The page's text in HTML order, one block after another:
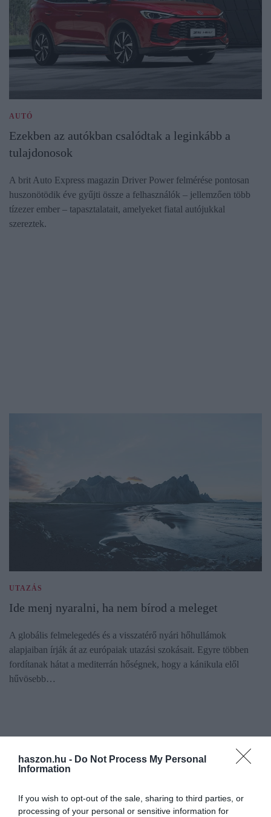
haszon.hu - Do Not Process My Personal
Information
If you wish to opt-out of the sale, sharing to third parties, or
processing of your personal or sensitive information for
AUTÓ
Ezekben az autókban csalódtak a leginkább a
tulajdonosok
A brit Auto Express magazin Driver Power felmérése pontosan
huszonötödik éve gyűjti össze a felhasználók – jellemzően több
tízezer ember – tapasztalatait, amelyeket fiatal autójukkal
szereztek.
UTAZÁS
Ide menj nyaralni, ha nem bírod a meleget
A globális felmelegedés és a visszatérő nyári hőhullámok
alapjaiban írják át az európaiak utazási szokásait. Egyre többen
fordítanak hátat a mediterrán hőségnek, hogy a kánikula elől
hűvösebb…